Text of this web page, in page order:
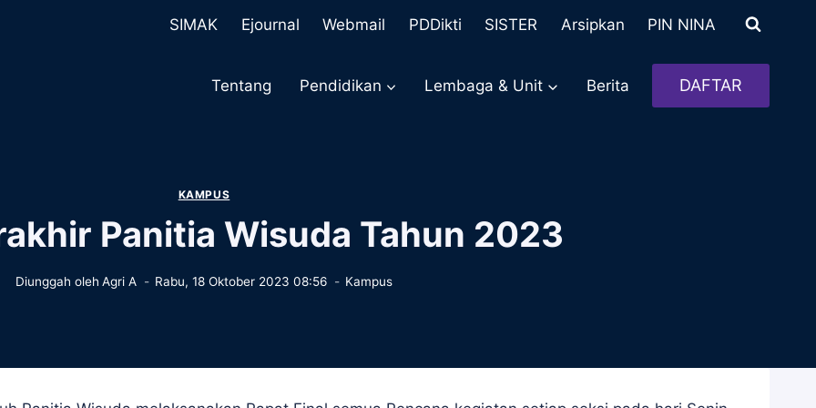
SIMAK Ejournal Webmail PDDikti SISTER Arsipkan PIN NINA
Tentang Pendidikan Lembaga & Unit Berita DAFTAR
KAMPUS
Panitia Wisuda Tahun 2023
Diunggah oleh Agri A Rabu, 18 Oktober 2023 08:56 Kampus